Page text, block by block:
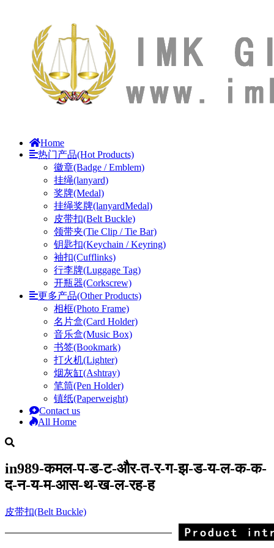
Home
热门产品(Hot Products)
徽章(Badge / Emblem)
挂绳(lanyard)
奖牌(Medal)
挂绳奖牌(lanyardMedal)
皮带扣(Belt Buckle)
领带夹(Tie Clip / Tie Bar)
钥匙扣(Keychain / Keyring)
袖扣(Cufflinks)
行李牌(Luggage Tag)
开瓶器(Corkscrew)
更多产品(Other Products)
相框(Photo Frame)
名片盒(Card Holder)
音乐盒(Music Box)
书签(Bookmark)
打火机(Lighter)
烟灰缸(Ashtray)
笔筒(Pen Holder)
镇纸(Paperweight)
Contact us
All Home
in989-कमल-प-ड-ट-और-त-र-ग-झ-ड-य-ल-क-क-
द-न-य-म-आस-थ-ख-ल-रह-ह
皮带扣(Belt Buckle)